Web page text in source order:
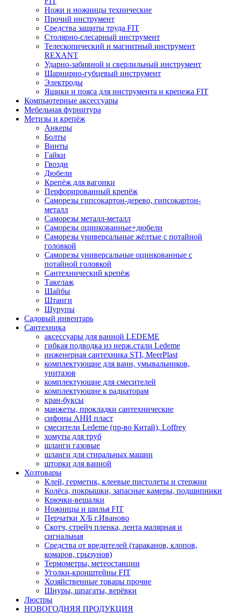
Ножи и ножницы технические
Прочий инструмент
Средства защиты труда FIT
Столярно-слесарный инструмент
Телескопический и магнитный инструмент
REXANT
Ударно-забивной и сверлильный инструмент
Шарнирно-губцевый инструмент
Электроды
Ящики и пояса для инструмента и крепежа FIT
Компьютерные аксессуары
Мебельная фурнитура
Метизы и крепёж
Анкеры
Болты
Винты
Гайки
Гвозди
Дюбели
Крепёж для вагонки
Перфорированный крепёж
Саморезы гипсокартон-дерево, гипсокартон-
металл
Саморезы металл-металл
Саморезы оцинкованные+дюбели
Саморезы универсальные жёлтые с потайной
головкой
Саморезы универсальные оцинкованные с
потайной головкой
Сантехнический крепёж
Такелаж
Шайбы
Штанги
Шурупы
Садовый инвентарь
Сантехника
аксессуары для ванной LEDEME
гибкая подводка из нерж.стали Ledeme
инженерная сантехника STI, MeerPlast
комплектующие для ванн, умывальников,
унитазов
комплектующие для смесителей
комплектующие к радиаторам
кран-буксы
манжеты, прокладки сантехнические
сифоны АНИ пласт
смесители Ledeme (пр-во Китай), Loffrey
хомуты для труб
шланги газовые
шланги для стиральных машин
шторки для ванной
Хозтовары
Клей, герметик, клеевые пистолеты и стержни
Колёса, покрышки, запасные камеры, подшипники
Крючки-вешалки
Ножницы и шилья FIT
Перчатки Х/Б г.Иваново
Скотч, стрейч пленка, лента малярная и
сигнальная
Средства от вредителей (тараканов, клопов,
комаров, грызунов)
Термометры, метеостанции
Уголки-кронштейны FIT
Хозяйственные товары прочие
Шнуры, шпагаты, верёвки
Люстры
НОВОГОДНЯЯ ПРОДУКЦИЯ